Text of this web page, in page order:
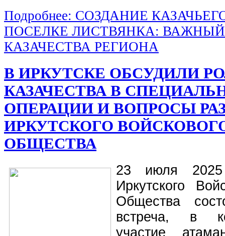
Подробнее: СОЗДАНИЕ
ПОСЕЛКЕ ЛИСТВЯНКА:
КАЗАЧЕСТВА РЕГИОНА
В ИРКУТСКЕ ОБСУДИЛИ
КАЗАЧЕСТВА В
ОПЕРАЦИИ И ВОПРОСЫ
ИРКУТСКОГО
ОБЩЕСТВА
23 июля
Иркутского
Общества
встреча, в
участие